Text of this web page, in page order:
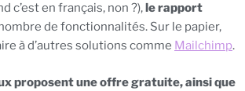
c’est en français, non ?), le rapport
de fonctionnalités. Sur le papier,
à d’autres solutions comme Mailchimp.
proposent une offre gratuite, ainsi que